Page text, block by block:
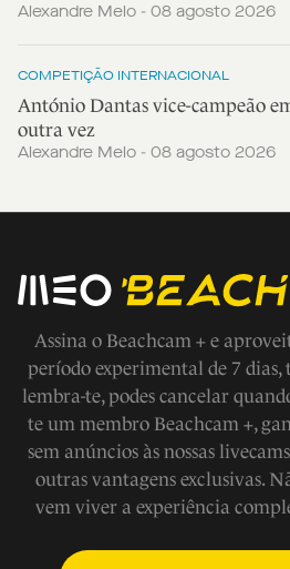
Alexandre Melo - 08 agosto 2026
COMPETIÇÃO INTERNACIONAL
António Dantas vice-campeão
outra vez
Alexandre Melo - 08 agosto 2026
Assina o Beachcam + e
período experimental de 7
lembra-te, podes cancelar
te um membro Beachcam +,
sem anúncios às nossas
outras vantagens exclusivas.
vem viver a experiência